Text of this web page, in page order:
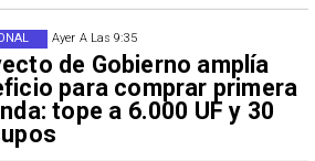
Ayer A Las 9:35
de Gobierno amplía
para comprar primera
tope a 6.000 UF y 30